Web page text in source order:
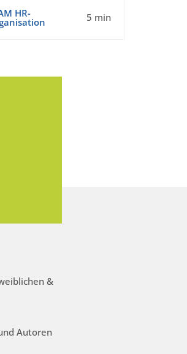
HR- 5 min
&
Autoren